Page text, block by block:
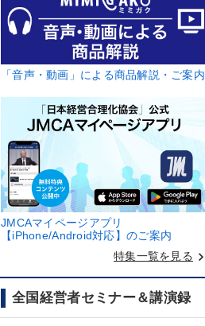
「音声・動画」による商品解説・ご案内
JMCAマイページアプリ
【iPhone/Android対応】のご案内
特集一覧を見る keyboard_arrow_right
全国経営者セミナー＆講演録